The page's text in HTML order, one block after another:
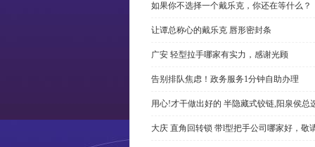
如果你不选择一个戴乐克，你还在等什么？
让谭总称心的戴乐克 唇形密封条
广安 轻型拉手哪家有实力，感谢光顾
告别排队焦虑！政务服务1分钟自助办理
用心!才干做出好的 半隐藏式铰链,阳泉侯总
大庆 直角回转锁 带l型把手公司哪家好，敬